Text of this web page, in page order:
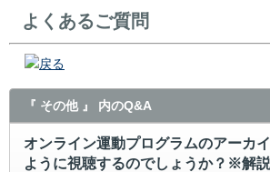
よくあるご質問
戻る
『 その他 』 内のQ&A
オンライン運動プログラムのアーカ
ように視聴するのでしょうか？※解